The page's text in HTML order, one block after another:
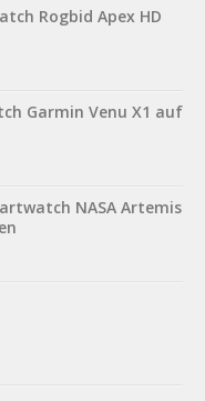
Rogbid Apex HD
Garmin Venu X1 auf
NASA Artemis